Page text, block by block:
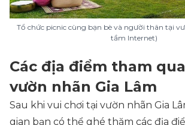
Tổ chức picnic cùng bạn bè và người thân tại
tầm Internet)
Các địa điểm tham
vườn nhãn Gia Lâm
Sau khi vui chơi tại vườn nhãn Gia
gian bạn có thể ghé thăm các địa